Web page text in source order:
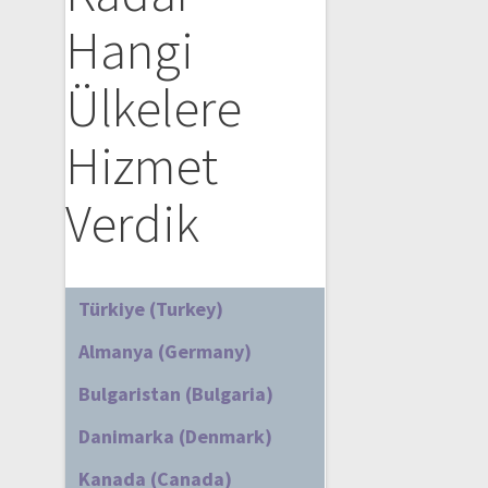
Hangi
Ülkelere
Hizmet
Verdik
Türkiye (Turkey)
Almanya (Germany)
Bulgaristan (Bulgaria)
Danimarka (Denmark)
Kanada (Canada)